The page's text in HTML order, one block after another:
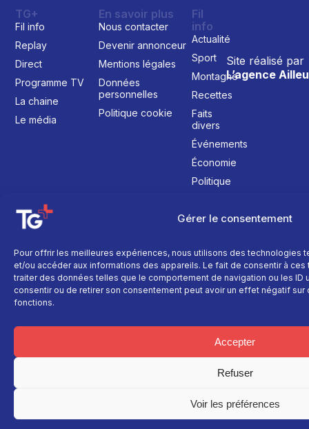
Gérer le consentement
Pour offrir les meilleures expériences, nous utilisons des technologies
et/ou accéder aux informations des appareils. Le fait de consentir à
traiter des données telles que le comportement de navigation ou les ID
consentir ou de retirer son consentement peut avoir un effet négatif
fonctions.
Accepter
Refuser
Voir les préférences
Site réalisé par
L’agence
TG+
Fil info
Replay
Direct
Programme TV
La chaine
Le média
En savoir plus
Nous contacter
Devenir annonceur
Mentions légales
Données
personnelles
Politique cookie
Fil
info
Actualité
Sport
Montagne
Recettes
Faits
divers
Événements
Économie
Politique